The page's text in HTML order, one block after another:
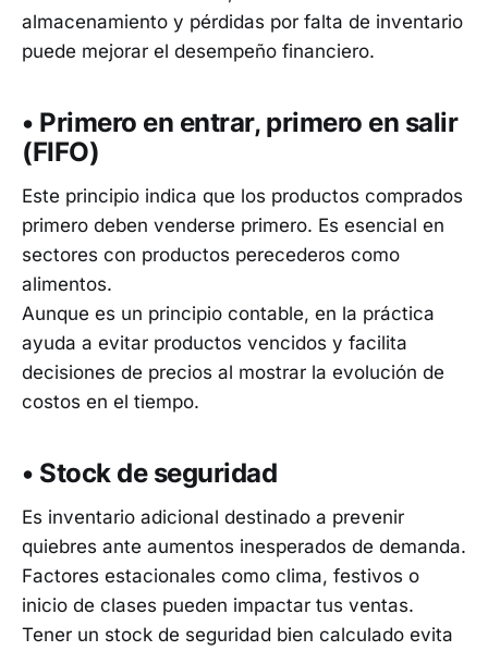
almacenamiento y pérdidas por falta de inventario
puede mejorar el desempeño financiero.
• Primero en entrar, primero en salir
(FIFO)
Este principio indica que los productos comprados
primero deben venderse primero. Es esencial en
sectores con productos perecederos como
alimentos.
Aunque es un principio contable, en la práctica
ayuda a evitar productos vencidos y facilita
decisiones de precios al mostrar la evolución de
costos en el tiempo.
• Stock de seguridad
Es inventario adicional destinado a prevenir
quiebres ante aumentos inesperados de demanda.
Factores estacionales como clima, festivos o
inicio de clases pueden impactar tus ventas.
Tener un stock de seguridad bien calculado evita